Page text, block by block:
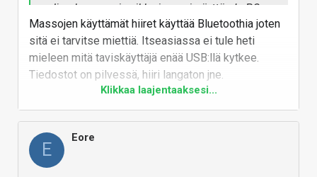
paljon kevyempi vaikka isompi näyttö. Ja PC
kannettavista, vaikka ovatkin paljon kevyempiä
ja ohuempi, löytyy enemmän USB-portteja, myös
USB-A portteja, HDMI ulostulo,
muistikortinlukijaa.
rahtaamaan USB hubia jokapaikassa mukana.
Eihän 2x USB-C riitä mihinkään! Jos toisesta
lataa konetta, niin toisen kanssa pitää
vuorotella, että onko siinä kiinni ulkoinen hiiri,
Massojen käyttämät hiiret käyttää Bluetoothia joten
sitä ei tarvitse miettiä. Itseasiassa ei tule heti
mieleen mitä taviskäyttäjä enää USB:llä kytkee.
Tiedostot on pilvessä, hiiri langaton jne.
Klikkaa laajentaaksesi...
E
Eore